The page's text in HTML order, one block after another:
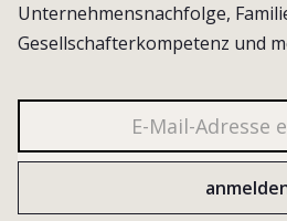
Unternehmensnachfolge,
Gesellschafterkompetenz und